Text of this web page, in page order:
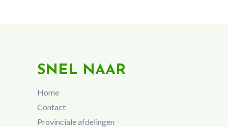
SNEL NAAR
Home
Contact
Provinciale afdelingen